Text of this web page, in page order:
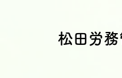
松田労